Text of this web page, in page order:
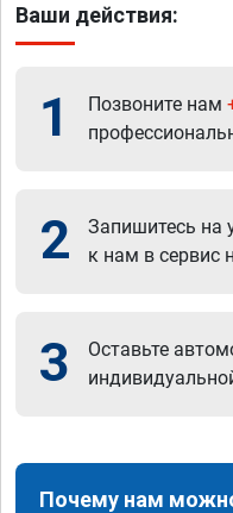
Ваши действия:
1 Позвоните нам
2
Запишитесь на
к нам в сервис
3
Оставьте
Почему нам